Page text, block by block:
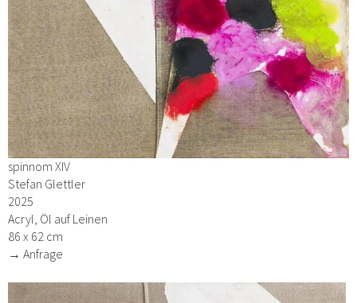
spinnom XIV
Stefan Glettler
2025
Acryl, Öl auf Leinen
86 x 62 cm
→ Anfrage